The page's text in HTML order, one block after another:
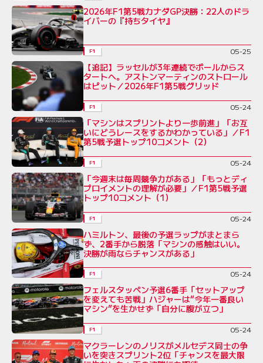
2026年F1第5戦カナダGP決勝：22人のドラ
イバーの『持ちタイヤ』
F1 05-25
【追記】ラッセルが3年連続でポールからス
タートへ。アストンマーティンのストロール
はピット／2026年F1第5戦グリッド
F1 05-24
「マシンはスプリントより一歩前進」「お互
いにどうレースをするかわかっている」／F1
第5戦予選トップ10コメント（2）
F1 05-24
「今週末は毎周競争力がある」「もっとディ
プロイメントの理解が必要」／F1第5戦予選
トップ10コメント（1）
F1 05-24
ハミルトン、最後の予選ラップがまとまら
ず、2番手から脱落「マシンの感触はいい。
決勝が雨ならチャンスがある」
F1 05-24
フェルスタッペン予選6番手「セットアップ
を変えても苦戦」ハジャーは“今年一番良い
マシン”を生かせず「自分に腹が立つ」
F1 05-24
マクラーレンのノリスがメルセデス同士の争
いを突きスプリント2位「チャンスを最大限